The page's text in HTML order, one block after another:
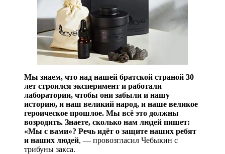
Мы знаем, что над нашей братской страной 30
лет строился эксперимент и работали
лаборатории, чтобы они забыли и нашу
историю, и наш великий народ, и наше великое
героическое прошлое. Мы всё это должны
возродить. Знаете, сколько нам людей пишет:
«Мы с вами»? Речь идёт о защите наших ребят
и наших людей, — провозгласил Чебыкин с
трибуны закса.